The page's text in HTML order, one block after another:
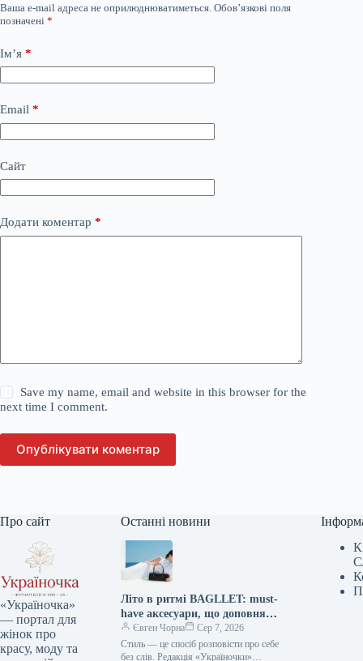
Ваша e-mail адреса не оприлюднюватиметься. Обов’язкові поля
позначені *
Ім’я *
Email *
Сайт
Додати коментар *
Save my name, email and website in this browser for the
next time I comment.
Опублікувати коментар
Про сайт
«Україночка»
— портал для
жінок про
красу, моду та
Останні новини
Літо в ритмі BAGLLET: must-
have аксесуари, що доповнять
твій фешн-образ
Євген Чорна
Сер 7, 2026
Стиль — це спосіб розповісти про себе
без слів. Редакція «Україночки»